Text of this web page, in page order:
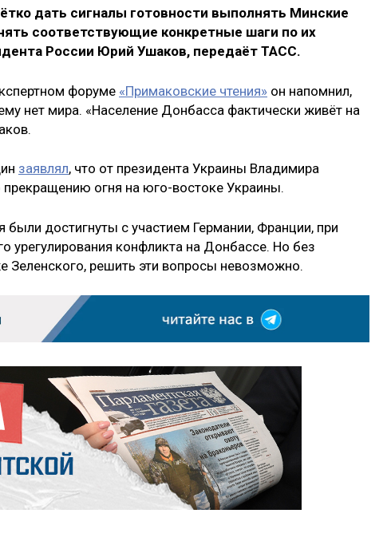
дать сигналы готовности выполнять Минские
соответствующие конкретные шаги по их
России Юрий Ушаков, передаёт ТАСС.
форуме «Примаковские чтения» он напомнил,
нет мира. «Население Донбасса фактически живёт на
заявлял, что от президента Украины Владимира
огня на юго-востоке Украины.
достигнуты с участием Германии, Франции, при
урегулирования конфликта на Донбассе. Но без
Зеленского, решить эти вопросы невозможно.